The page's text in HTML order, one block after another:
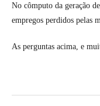
No cômputo da geração
empregos perdidos pelas
As perguntas acima, e